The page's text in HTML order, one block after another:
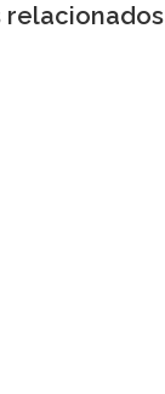
relacionados